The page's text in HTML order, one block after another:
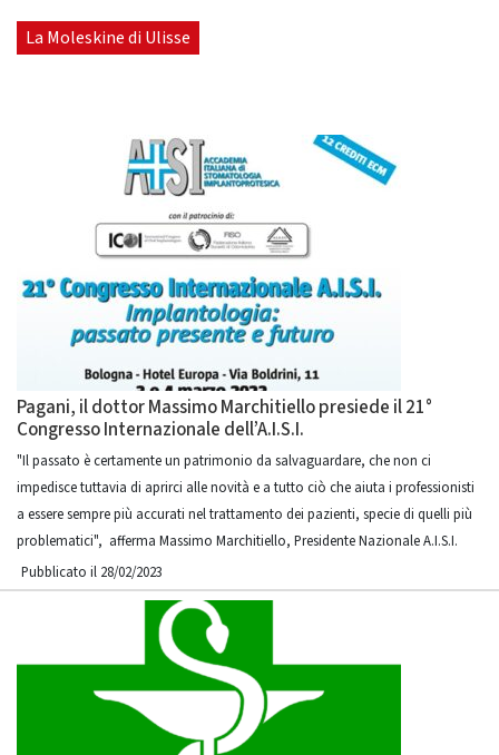
La Moleskine di Ulisse
Pagani, il dottor Massimo Marchitiello presiede il 21°
Congresso Internazionale dell’A.I.S.I.
"Il passato è certamente un patrimonio da salvaguardare, che non ci
impedisce tuttavia di aprirci alle novità e a tutto ciò che aiuta i professionisti
a essere sempre più accurati nel trattamento dei pazienti, specie di quelli più
problematici", afferma Massimo Marchitiello, Presidente Nazionale A.I.S.I.
Pubblicato il 28/02/2023